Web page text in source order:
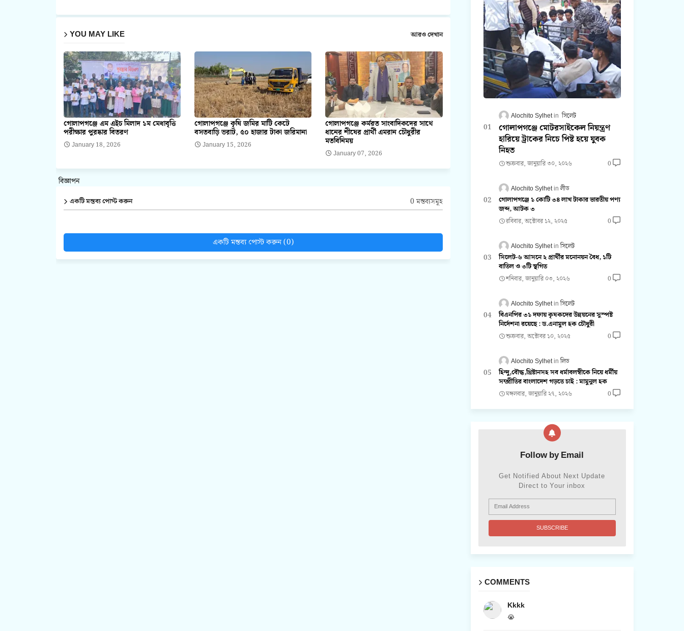
YOU MAY LIKE আরও দেখান
গোলাপগঞ্জে এম এইচ মিলাদ ১ম মেধাবৃত্তি
পরীক্ষার পুরষ্কার বিতরণ
January 18, 2026
গোলাপগঞ্জে কৃষি জমির মাটি কেটে
বসতবাড়ি ভরাট, ৫০ হাজার টাকা জরিমানা
January 15, 2026
গোলাপগঞ্জে কর্মরত সাংবাদিকদের সাথে
ধানের শীষের প্রার্থী এমরান চৌধুরীর
মতবিনিময়
January 07, 2026
বিজ্ঞাপন
একটি মন্তব্য পোস্ট করুন 0 মন্তব্যসমূহ
একটি মন্তব্য পোস্ট করুন (0)
Alochito Sylhet সিলেট
গোলাপগঞ্জে মোটরসাইকেল নিয়ন্ত্রণ
হারিয়ে ট্রাকের নিচে পিষ্ট হয়ে যুবক
নিহত
শুক্রবার, জানুয়ারি ৩০, ২০২৬ 0
Alochito Sylhet লীড
গোলাপগঞ্জে ১ কোটি ৩৪ লাখ টাকার ভারতীয় পণ্য
জব্দ, আটক ৩
রবিবার, অক্টোবর ১২, ২০২৫ 0
Alochito Sylhet সিলেট
সিলেট-৬ আসনে ২ প্রার্থীর মনোনয়ন বৈধ, ১টি
বাতিল ও ৩টি স্থগিত
শনিবার, জানুয়ারি ০৩, ২০২৬ 0
Alochito Sylhet সিলেট
বিএনপির ৩১ দফায় কৃষকদের উন্নয়নের সুস্পষ্ট
নির্দেশনা রয়েছে : ড.এনামুল হক চৌধুরী
শুক্রবার, অক্টোবর ১০, ২০২৫ 0
Alochito Sylhet লিড
হিন্দু,বৌদ্ধ,খ্রিষ্টানসহ সব ধর্মাবলম্বীকে নিয়ে ধর্মীয়
সম্প্রীতির বাংলাদেশ গড়তে চাই : মামুনুল হক
মঙ্গলবার, জানুয়ারি ২৭, ২০২৬ 0
Follow by Email
Get Notified About Next Update
Direct to Your inbox
COMMENTS
Kkkk
😭